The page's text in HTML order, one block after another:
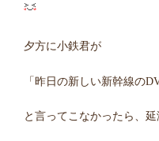
夕方に小鉄君が
「昨日の新しい新幹線の
と言ってこなかったら、